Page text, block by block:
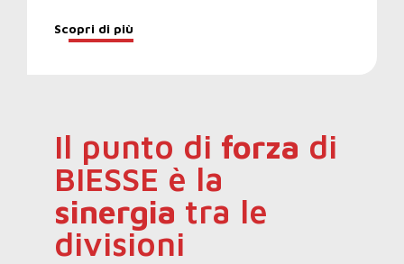
Scopri di più
Il punto di forza di
BIESSE è la
sinergia tra le
divisioni